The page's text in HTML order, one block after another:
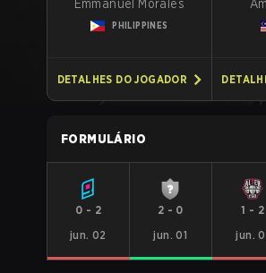
Emmanuel Morales
PHILIPPINES
DETALHES DO JOGADOR
FORMULÁRIO
0 - 2
jun. 02
2 - 0
jun. 01
1 - 2
jun.